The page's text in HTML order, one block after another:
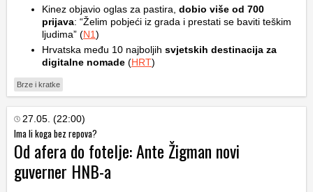
Kinez objavio oglas za pastira, dobio više od 700
prijava: “Želim pobjeći iz grada i prestati se baviti teškim
ljudima” (N1)
Hrvatska među 10 najboljih svjetskih destinacija za
digitalne nomade (HRT)
Brze i kratke
27.05. (22:00)
Ima li koga bez repova?
Od afera do fotelje: Ante Žigman novi
guverner HNB-a